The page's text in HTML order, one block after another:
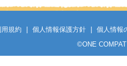
用規約 個人情報保護方針
個人情報
©ONE